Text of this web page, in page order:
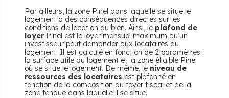
Par ailleurs, la zone Pinel dans laquelle se situe le
logement a des conséquences directes sur les
conditions de location du bien. Ainsi, le plafond de
loyerPinel est le loyer mensuel maximum qu’un
investisseur peut demander aux locataires du
logement. Il est calculé en fonction de 2 paramètres :
la surface utile du logement et la zone éligible Pinel
où se situe le logement. De même, le niveau de
ressources des locataires est plafonné en
fonction de la composition du foyer fiscal et de la
zone tendue dans laquelle il se situe.